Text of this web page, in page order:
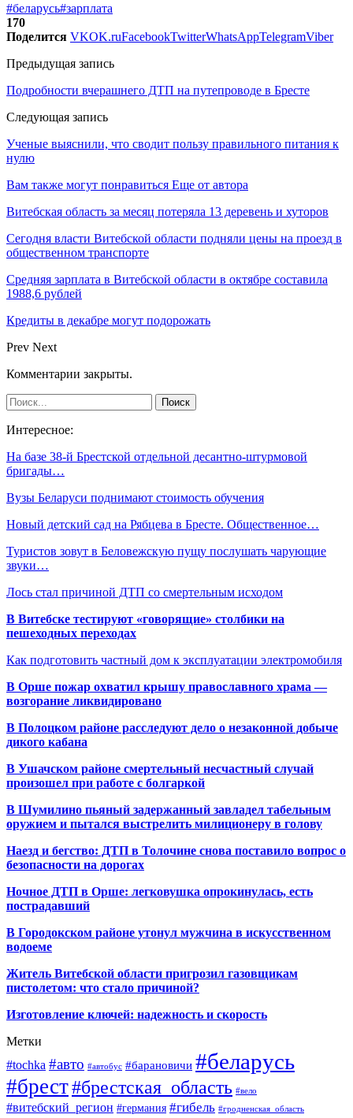
#беларусь#зарплата
170
Поделится VKOK.ruFacebookTwitterWhatsAppTelegramViber
Предыдущая запись
Подробности вчерашнего ДТП на путепроводе в Бресте
Следующая запись
Ученые выяснили, что сводит пользу правильного питания к
нулю
Вам также могут понравиться Еще от автора
Витебская область за месяц потеряла 13 деревень и хуторов
Сегодня власти Витебской области подняли цены на проезд в
общественном транспорте
Средняя зарплата в Витебской области в октябре составила
1988,6 рублей
Кредиты в декабре могут подорожать
Prev Next
Комментарии закрыты.
Интересное:
На базе 38-й Брестской отдельной десантно-штурмовой
бригады…
Вузы Беларуси поднимают стоимость обучения
Новый детский сад на Рябцева в Бресте. Общественное…
Туристов зовут в Беловежскую пущу послушать чарующие
звуки…
Лось стал причиной ДТП со смертельным исходом
В Витебске тестируют «говорящие» столбики на
пешеходных переходах
Как подготовить частный дом к эксплуатации электромобиля
В Орше пожар охватил крышу православного храма —
возгорание ликвидировано
В Полоцком районе расследуют дело о незаконной добыче
дикого кабана
В Ушачском районе смертельный несчастный случай
произошел при работе с болгаркой
В Шумилино пьяный задержанный завладел табельным
оружием и пытался выстрелить милиционеру в голову
Наезд и бегство: ДТП в Толочине снова поставило вопрос о
безопасности на дорогах
Ночное ДТП в Орше: легковушка опрокинулась, есть
пострадавший
В Городокском районе утонул мужчина в искусственном
водоеме
Житель Витебской области пригрозил газовщикам
пистолетом: что стало причиной?
Изготовление ключей: надежность и скорость
Метки
#tochka #авто #автобус #барановичи #беларусь
#брест#брестская_область #вело
#витебский_регион #германия #гибель #гродненская_область